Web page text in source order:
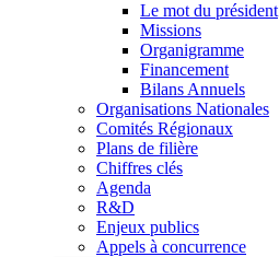
Le mot du président
Missions
Organigramme
Financement
Bilans Annuels
Organisations Nationales
Comités Régionaux
Plans de filière
Chiffres clés
Agenda
R&D
Enjeux publics
Appels à concurrence